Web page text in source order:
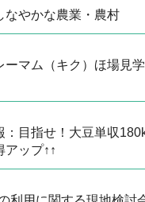
なやかな農業・農村
ーマム（キク）ほ場見
：目指せ！大豆単収
アップ↑↑